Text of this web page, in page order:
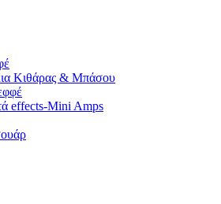
Κιθάρας & Μπάσου
effects-Mini Amps